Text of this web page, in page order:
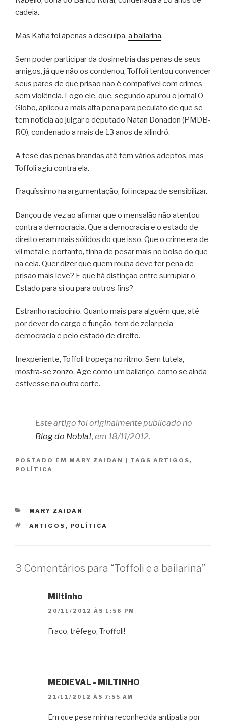
cadeia.
Mas Katia foi apenas a desculpa, a bailarina.
Sem poder participar da dosimetria das penas de seus
amigos, já que não os condenou, Toffoli tentou convencer
seus pares de que prisão não é compatível com crimes
sem violência. Logo ele, que, segundo apurou o jornal O
Globo, aplicou a mais alta pena para peculato de que se
tem notícia ao julgar o deputado Natan Donadon (PMDB-
RO), condenado a mais de 13 anos de xilindró.
A tese das penas brandas até tem vários adeptos, mas
Toffoli agiu contra ela.
Fraquíssimo na argumentação, foi incapaz de sensibilizar.
Dançou de vez ao afirmar que o mensalão não atentou
contra a democracia. Que a democracia e o estado de
direito eram mais sólidos do que isso. Que o crime era de
vil metal e, portanto, tinha de pesar mais no bolso do que
na cela. Quer dizer que quem rouba deve ter pena de
prisão mais leve? E que há distinção entre surrupiar o
Estado para si ou para outros fins?
Estranho raciocínio. Quanto mais para alguém que, até
por dever do cargo e função, tem de zelar pela
democracia e pelo estado de direito.
Inexperiente, Toffoli tropeça no ritmo. Sem tutela,
mostra-se zonzo. Age como um bailariço, como se ainda
estivesse na outra corte.
Este artigo foi originalmente publicado no
Blog do Noblat, em 18/11/2012.
POSTADO EM MARY ZAIDAN TAGS ARTIGOS ,
POLÍTICA
CATEGORIAS
MARY ZAIDAN
TAGS
ARTIGOS , POLÍTICA
3 Comentários para “Toffoli e a bailarina”
Miltinho
20/11/2012 ÀS 1:56 PM
Fraco, trêfego, Troffoli!
MEDIEVAL - MILTINHO
21/11/2012 ÀS 7:55 AM
Em que pese minha reconhecida antipatia por